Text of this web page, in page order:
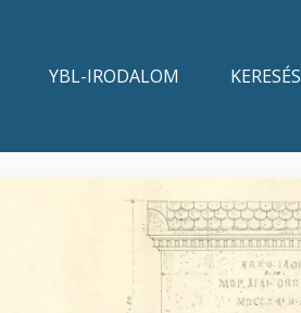
YBL-IRODALOM KERESÉS